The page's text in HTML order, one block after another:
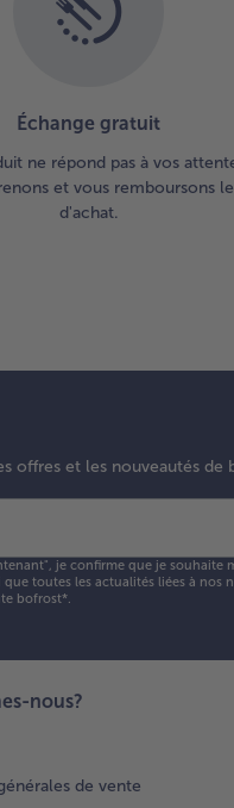
Échange gratuit
ne répond pas à vos
et vous remboursons
d'achat.
offres et les nouveautés de
je confirme que je souhaite
toutes les actualités liées à nos
bofrost*.
nous?
de vente